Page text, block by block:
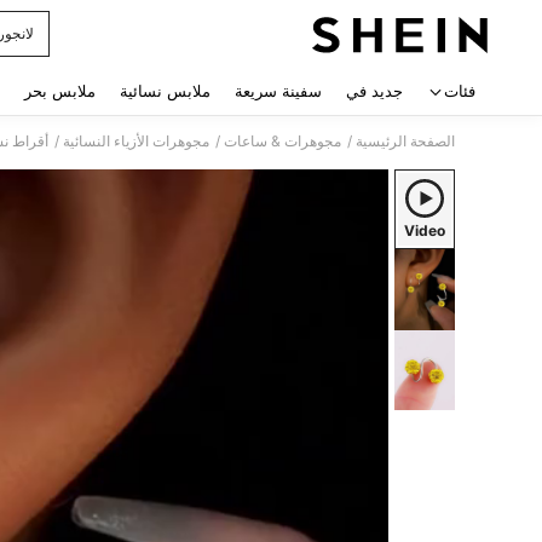
فئات جديد في سفينة سريعة ملابس نسائية ملابس بحر
الصفحة الرئيسية / مجوهرات & ساعات / مجوهرات الأزياء النسائية / أقراط
Video